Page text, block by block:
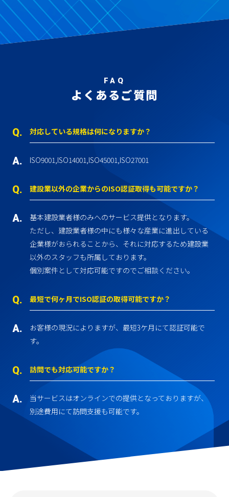
FAQ
よくあるご質問
対応している規格は何になりますか？
ISO9001,ISO14001,ISO45001,ISO27001
建設業以外の企業からのISO認証取得も可能ですか？
基本建設業者様のみへのサービス提供となります。
ただし、建設業者様の中にも様々な産業に進出している
企業様がおられることから、それに対応するため建設業
以外のスタッフも所属しております。
個別案件として対応可能ですのでご相談ください。
最短で何ヶ月でISO認証の取得可能ですか？
お客様の現況によりますが、最短3ケ月にて認証可能で
す。
訪問でも対応可能ですか？
当サービスはオンラインでの提供となっておりますが、
別途費用にて訪問支援も可能です。